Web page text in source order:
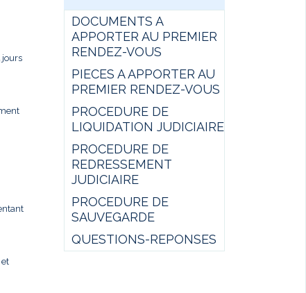
jours
DOCUMENTS A
APPORTER AU PREMIER
RENDEZ-VOUS
PIECES A APPORTER AU
PREMIER RENDEZ-VOUS
PROCEDURE DE
LIQUIDATION JUDICIAIRE
PROCEDURE DE
REDRESSEMENT
JUDICIAIRE
PROCEDURE DE
SAUVEGARDE
QUESTIONS-REPONSES